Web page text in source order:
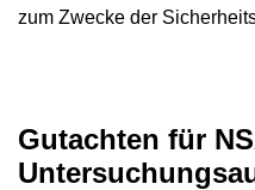
zum Zwecke der
Gutachten für